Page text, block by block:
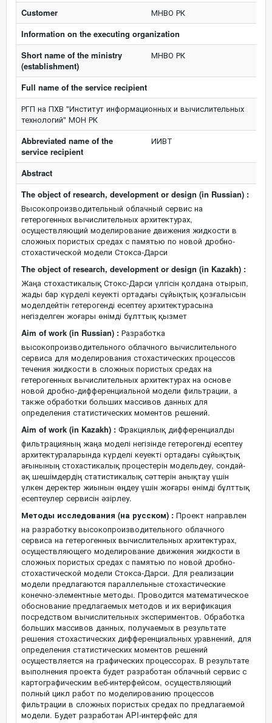
Customer
МНВО РК
Information on the executing organization
Short name of the ministry
(establishment)
МНВО РК
Full name of the service recipient
РГП на ПХВ "Институт информационных и вычислительных
технологий" МОН РК
Abbreviated name of the
service recipient
ИИВТ
Abstract
The object of research, development or design (in Russian) :
Высокопроизводительный облачный сервис на
гетерогенных вычислительных архитектурах,
осуществляющий моделирование движения жидкости в
сложных пористых средах с памятью по новой дробно-
стохастической модели Стокса-Дарси
The object of research, development or design (in Kazakh) :
Жаңа стохастикалық Стокс-Дарси үлгісін қолдана отырып,
жады бар күрделі кеуекті ортадағы сұйықтық қозғалысын
моделдейтін гетерогенді есептеу архитектурасына
негізделген жоғары өнімді бұлттық қызмет
Aim of work (in Russian) : Разработка
высокопроизводительного облачного вычислительного
сервиса для моделирования стохастических процессов
течения жидкости в сложных пористых средах на
гетерогенных вычислительных архитектурах на основе
новой дробно-дифференциальной модели фильтрации, а
также обработки больших массивов данных для
определения статистических моментов решений.
Aim of work (in Kazakh) : Фракциялық дифференциалды
фильтрацияның жаңа моделі негізінде гетерогенді есептеу
архитектураларында күрделі кеуекті ортадағы сұйықтық
ағынының стохастикалық процестерін модельдеу, сондай-
ақ шешімдердің статистикалық сәттерін анықтау үшін
үлкен деректер жиынын өңдеу үшін жоғары өнімді бұлттық
есептеулер сервисін әзірлеу.
Методы исследования (на русском) : Проект направлен
на разработку высокопроизводительного облачного
сервиса на гетерогенных вычислительных архитектурах,
осуществляющего моделирование движения жидкости в
сложных пористых средах с памятью по новой дробно-
стохастической модели Стокса-Дарси. Для реализации
модели предлагаются параллельные стохастические
конечно-элементные методы. Проводится математическое
обоснование предлагаемых методов и их верификация
посредством вычислительных экспериментов. Обработка
больших массивов данных, получаемых в результате
решения стохастических дифференциальных уравнений, для
определения статистических моментов решений
осуществляется на графических процессорах. В результате
выполнения проекта будет разработан облачный сервис с
картографическим веб-интерфейсом, осуществляющий
полный цикл работ по моделированию процессов
фильтрации в сложных пористых средах по предлагаемой
модели. Будет разработан API-интерфейс для